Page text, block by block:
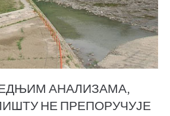
АНАЛИЗАМА,
НЕ ПРЕПОРУЧУЈЕ